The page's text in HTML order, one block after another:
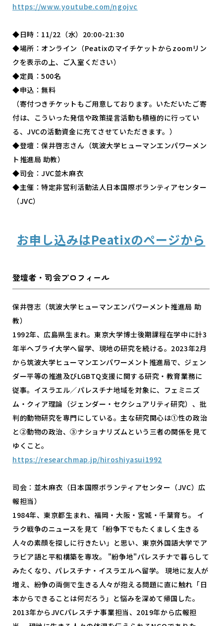
https://www.youtube.com/ngojvc
◆日時：11/22（水）20:00-21:30
◆場所：オンライン（Peatixのマイチケットからzoomリン
クを表示の上、ご入室ください）
◆定員：500名
◆申込：無料
（寄付つきチケットもご用意しております。いただいたご寄
付は、こういった発信や政策提言活動も積極的に行ってい
る、JVCの活動資金に充てさせていただきます。）
◆登壇：保井啓志さん（筑波大学ヒューマンエンパワーメン
ト推進局 助教）
◆司会：JVC並木麻衣
◆主催：特定非営利活動法人日本国際ボランティアセンター
（JVC）
お申し込みはPeatixのページから
登壇者・司会プロフィール
保井啓志（筑波大学ヒューマンエンパワーメント推進局 助
教）
1992年、広島県生まれ。東京大学博士後期課程在学中に計3
年半ヘブライ大学へ留学、現地の研究を続ける。2023年2月
から筑波大学ヒューマンエンパワーメント推進局で、ジェン
ダー平等の推進及びLGBTQ支援に関する研究・教育業務に
従事。イスラエル／パレスチナ地域を対象に、フェミニズ
ム・クィア理論（ジェンダー・セクシュアリティ研究）、批
判的動物研究を専門にしている。主な研究関心は①性の政治
と②動物の政治、③ナショナリズムという三者の関係を見て
ゆくこと。
https://researchmap.jp/hiroshiyasui1992
司会：並木麻衣（日本国際ボランティアセンター（JVC）広
報担当）
1984年、東京都生まれ、福岡・大阪・宮城・千葉育ち。 イ
ラク戦争のニュースを見て「紛争下でもたくましく生きる
人々の素顔を探しに行きたい」と思い、東京外国語大学でア
ラビア語と平和構築を専攻。 "紛争地"パレスチナで暮らして
みたくなり、パレスチナ・イスラエルへ留学。 現地に友人が
増え、紛争の両側で生きる人々が抱える問題に直に触れ「日
本からできることは何だろう」と悩みを深めて帰国した。
2013年からJVCパレスチナ事業担当、2019年から広報担